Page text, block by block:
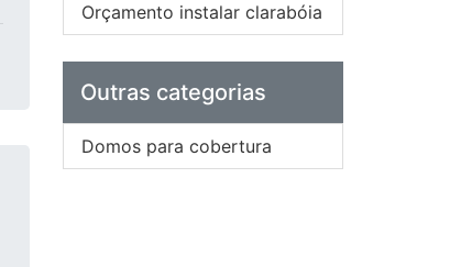
Orçamento instalar clarabóia
Outras categorias
Domos para cobertura